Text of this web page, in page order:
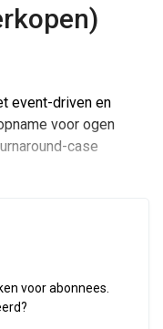
event-driven en
voor ogen
case
voor abonnees.